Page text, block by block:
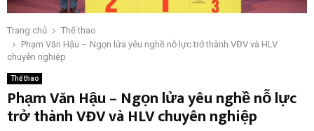
Trang chủ
Thể thao
Phạm Văn Hậu – Ngọn lửa yêu nghề nỗ lực trở thành VĐV và HLV
chuyên nghiệp
Thể thao
Phạm Văn Hậu – Ngọn lửa yêu nghề nỗ lực
trở thành VĐV và HLV chuyên nghiệp